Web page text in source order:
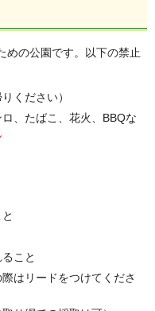
めの公園です。以下の禁止
ください）
、たばこ、花火、BBQな
こと
はリードをつけてくださ